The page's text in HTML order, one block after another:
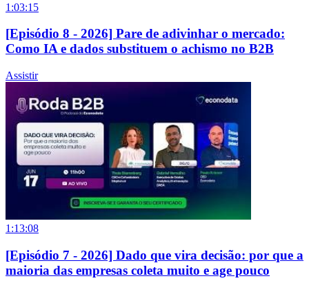
1:03:15
[Episódio 8 - 2026] Pare de adivinhar o mercado:
Como IA e dados substituem o achismo no B2B
Assistir
1:13:08
[Episódio 7 - 2026] Dado que vira decisão: por que a
maioria das empresas coleta muito e age pouco